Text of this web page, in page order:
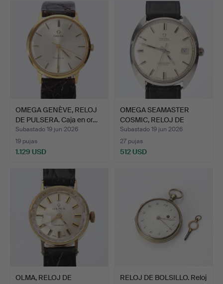
OMEGA GENÈVE, RELOJ
DE PULSERA. Caja en or…
Subastado 19 jun 2026
19 pujas
1.129 USD
OMEGA SEAMASTER
COSMIC, RELOJ DE
PULSERA. …
Subastado 19 jun 2026
27 pujas
512 USD
OLMA, RELOJ DE
RELOJ DE BOLSILLO. Reloj